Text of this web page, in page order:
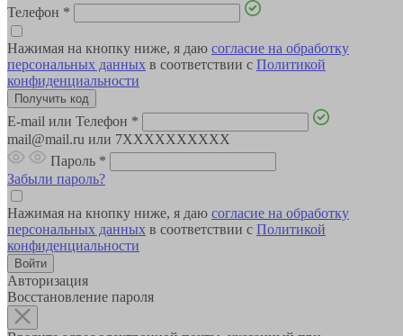
Телефон *
Нажимая на кнопку ниже, я даю согласие на обработку
персональных данных в соответствии с Политикой
конфиденциальности
E-mail или Телефон *
mail@mail.ru или 7XXXXXXXXXX
Пароль *
Забыли пароль?
Нажимая на кнопку ниже, я даю согласие на обработку
персональных данных в соответствии с Политикой
конфиденциальности
Авторизация
Восстановление пароля